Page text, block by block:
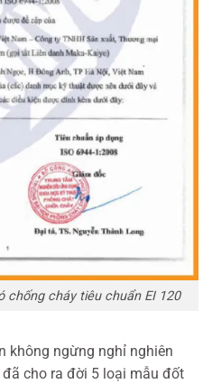
chống cháy tiêu chuẩn EI 120
không ngừng nghỉ nghiên
cho ra đời 5 loại mẫu đốt